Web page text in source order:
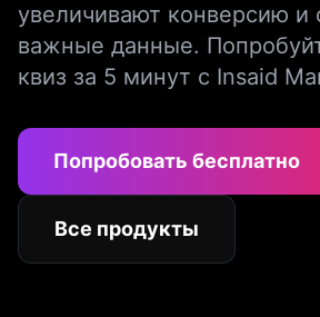
увеличивают конверсию и
важные данные.
квиз за 5 минут с Insaid
Попробовать бесплатно
Все продукты